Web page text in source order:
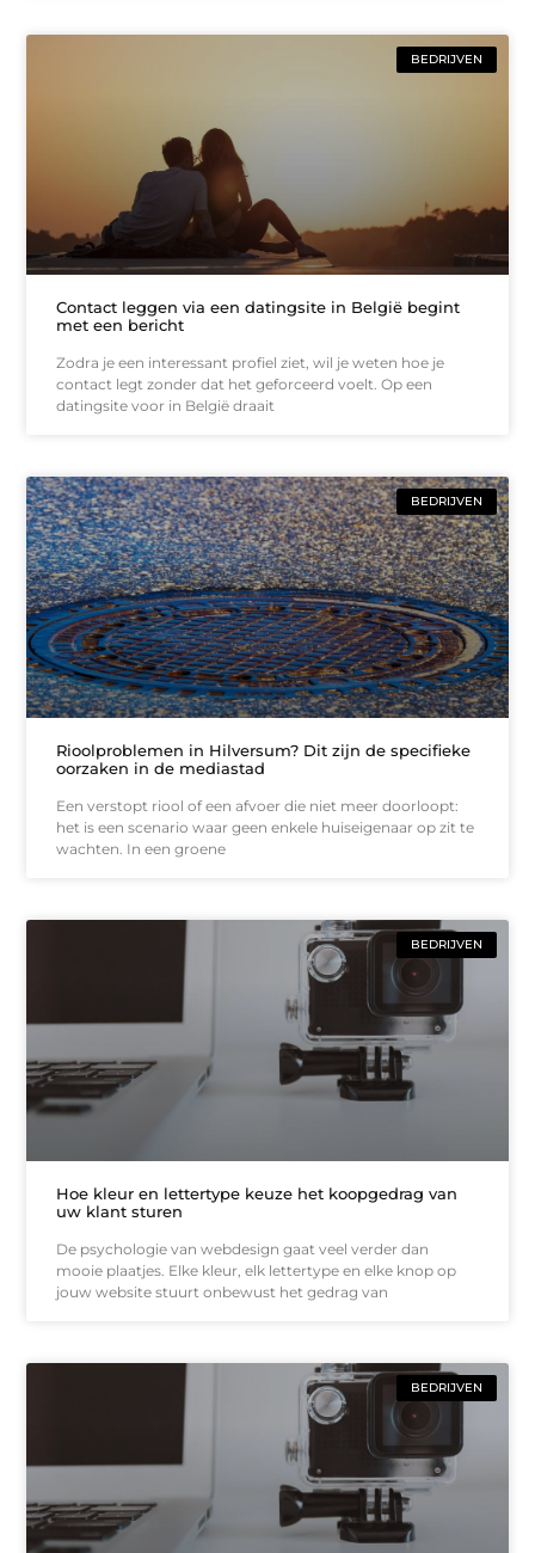
BEDRIJVEN
Contact leggen via een datingsite in België begint
met een bericht
Zodra je een interessant profiel ziet, wil je weten hoe je
contact legt zonder dat het geforceerd voelt. Op een
datingsite voor in België draait
BEDRIJVEN
Rioolproblemen in Hilversum? Dit zijn de specifieke
oorzaken in de mediastad
Een verstopt riool of een afvoer die niet meer doorloopt:
het is een scenario waar geen enkele huiseigenaar op zit te
wachten. In een groene
BEDRIJVEN
Hoe kleur en lettertype keuze het koopgedrag van
uw klant sturen
De psychologie van webdesign gaat veel verder dan
mooie plaatjes. Elke kleur, elk lettertype en elke knop op
jouw website stuurt onbewust het gedrag van
BEDRIJVEN